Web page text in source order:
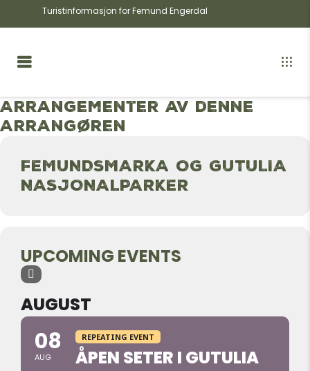
Turistinformasjon for Femund Engerdal
Arrangementer av denne
arrangøren
FEMUNDSMARKA OG GUTULIA
NASJONALPARKER
UPCOMING EVENTS
AUGUST
08
AUG
REPEATING EVENT
ÅPEN SETER I GUTULIA